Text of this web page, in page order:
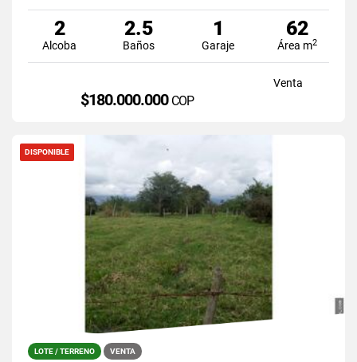
2
Alcoba
2.5
Baños
1
Garaje
62
Área m2
Venta
$180.000.000 COP
DISPONIBLE
LOTE / TERRENO VENTA